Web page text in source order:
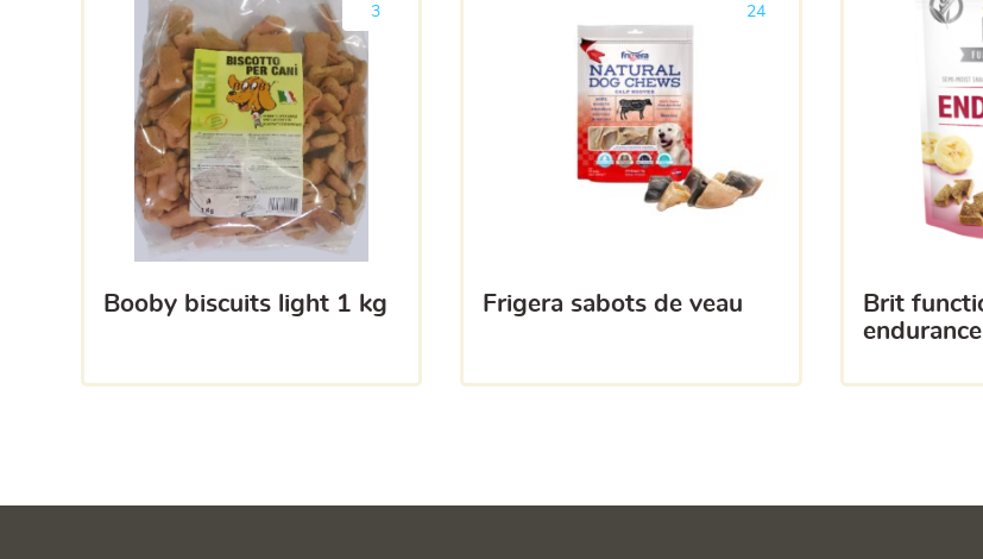
booby biscuits light 1 kg
3
frigera sabots de veau
24
brit functional snack –
endurance